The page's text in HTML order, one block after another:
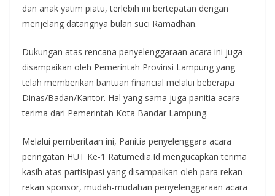
dan anak yatim piatu, terlebih ini bertepatan dengan
menjelang datangnya bulan suci Ramadhan.
Dukungan atas rencana penyelenggaraan acara ini juga
disampaikan oleh Pemerintah Provinsi Lampung yang
telah memberikan bantuan financial melalui beberapa
Dinas/Badan/Kantor. Hal yang sama juga panitia acara
terima dari Pemerintah Kota Bandar Lampung.
Melalui pemberitaan ini, Panitia penyelenggara acara
peringatan HUT Ke-1 Ratumedia.Id mengucapkan terima
kasih atas partisipasi yang disampaikan oleh para rekan-
rekan sponsor, mudah-mudahan penyelenggaraan acara